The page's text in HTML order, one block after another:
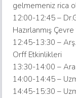
gelmemeniz rica
12:00-12:45 –
Hazırlanmış
12:45-13:30 –
Orff Etkinlikleri
13:30-14:00 –
14:00-14:45 –
14:45-15:30 –